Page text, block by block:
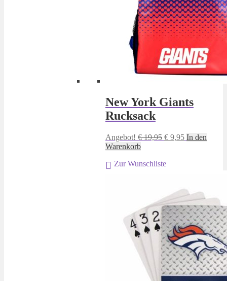
New York Giants
Rucksack
Angebot! €19,95 Ursprünglicher
€ 19,95
€ 9,95Aktueller
In den
Warenkorb
Zur Wunschliste